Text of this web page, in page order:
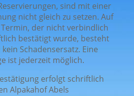
sind mit einer
nicht gleich zu setzen. Auf
der nicht verbindlich
bestätigt wurde, besteht
Schadensersatz. Eine
ist jederzeit möglich.
erfolgt schriftlich
Alpakahof Abels